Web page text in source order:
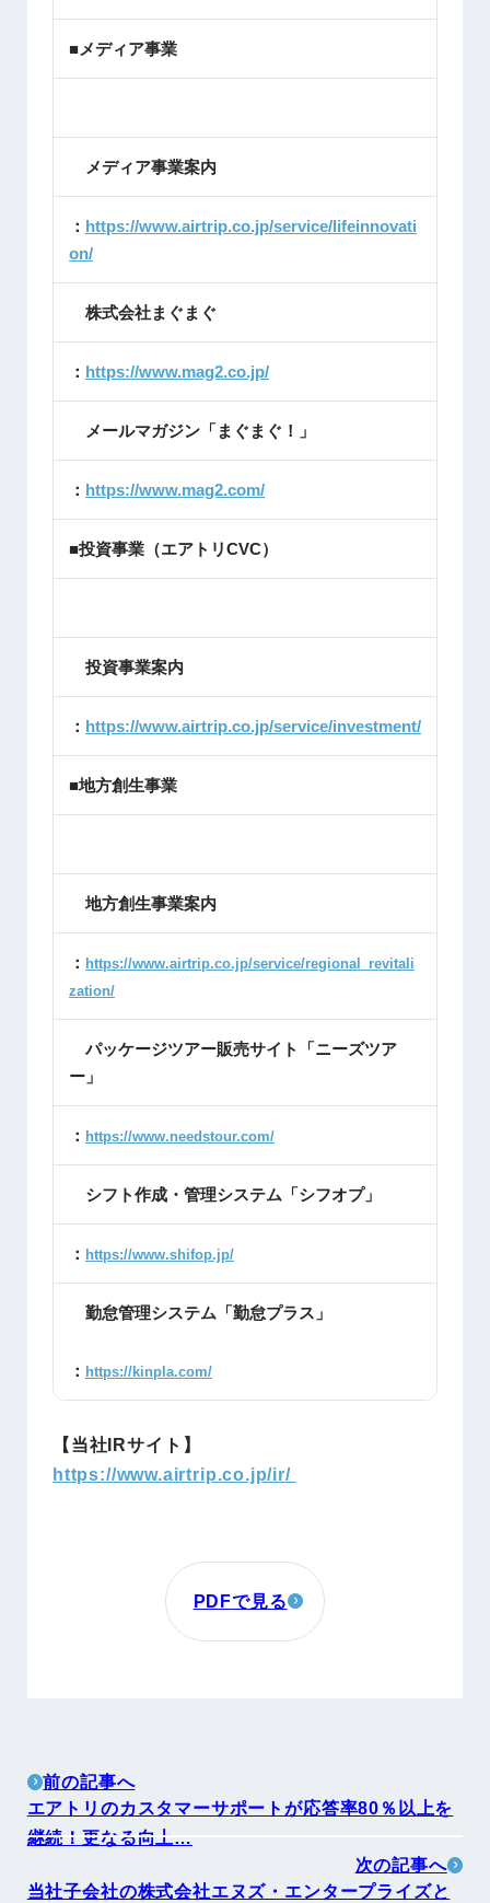
■メディア事業
メディア事業案内
： https://www.airtrip.co.jp/service/lifeinnovati
on/
株式会社まぐまぐ
： https://www.mag2.co.jp/
メールマガジン「まぐまぐ！」
： https://www.mag2.com/
■投資事業（エアトリCVC）
投資事業案内
： https://www.airtrip.co.jp/service/investment/
■地方創生事業
地方創生事業案内
： https://www.airtrip.co.jp/service/regional_revitali
zation/
パッケージツアー販売サイト「ニーズツア
ー」
： https://www.needstour.com/
シフト作成・管理システム「シフオプ」
： https://www.shifop.jp/
勤怠管理システム「勤怠プラス」
： https://kinpla.com/
【当社IRサイト】
https://www.airtrip.co.jp/ir/
PDFで見る
前の記事へ
エアトリのカスタマーサポートが応答率80％以上を
継続！更なる向上…
次の記事へ
当社子会社の株式会社エヌズ・エンタープライズと